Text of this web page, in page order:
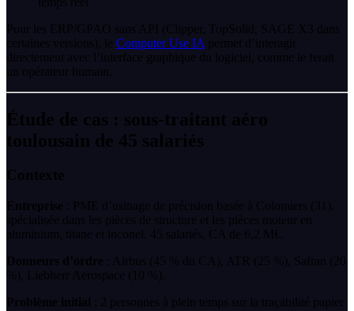
Pour les ERP/GPAO sans API (Clipper, TopSolid, SAGE X3 dans
certaines versions), le Computer Use IA permet d’interagir
directement avec l’interface graphique du logiciel, comme le ferait
un opérateur humain.
Étude de cas : sous-traitant aéro
toulousain de 45 salariés
Contexte
Entreprise : PME d’usinage de précision basée à Colomiers (31),
spécialisée dans les pièces de structure et les pièces moteur en
aluminium, titane et inconel. 45 salariés, CA de 6,2 M€.
Donneurs d’ordre : Airbus (45 % du CA), ATR (25 %), Safran (20
%), Liebherr Aerospace (10 %).
Problème initial : 2 personnes à plein temps sur la traçabilité papier